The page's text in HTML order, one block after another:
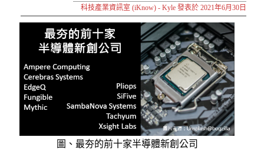
科技產業資訊室 (iKnow) - Kyle 發表於 2021年6月30日
圖、最夯的前十家半導體新創公司